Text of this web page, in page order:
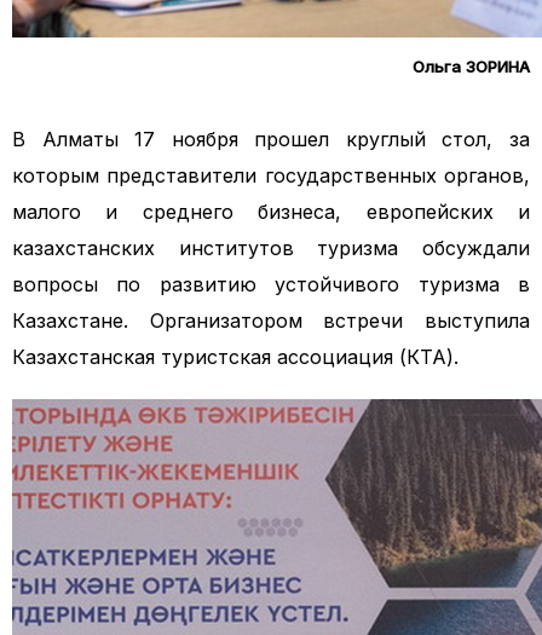
Ольга ЗОРИНА
В Алматы 17 ноября прошел круглый стол, за
которым представители государственных органов,
малого и среднего бизнеса, европейских и
казахстанских институтов туризма обсуждали
вопросы по развитию устойчивого туризма в
Казахстане. Организатором встречи выступила
Казахстанская туристская ассоциация (КТА).